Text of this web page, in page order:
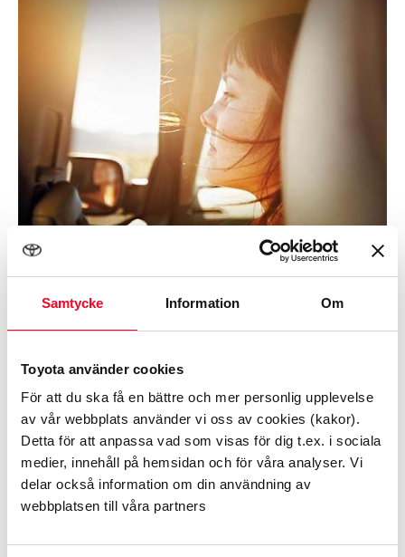
Samtycke Information Om
Toyota använder cookies
För att du ska få en bättre och mer personlig upplevelse
av vår webbplats använder vi oss av cookies (kakor).
Detta för att anpassa vad som visas för dig t.ex. i sociala
medier, innehåll på hemsidan och för våra analyser. Vi
delar också information om din användning av
webbplatsen till våra partners
Toyota Relax täcker ej befintliga fel på bilen då
garantin aktiveras. Därför tillämpar vi 30 dagars
karens när du för första gången servar din bil
hos oss. Fel som inträffar efter 30 dagar ersätts
enligt villkorsbilagan. Ingen ytterligare karens